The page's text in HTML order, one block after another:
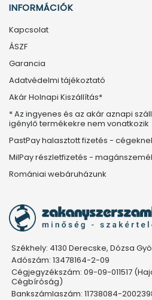
INFORMÁCIÓK
Kapcsolat
ÁSZF
Garancia
Adatvédelmi tájékoztató
Akár Holnapi Kiszállítás*
* Az ingyenes és az akár aznapi
igénylő termékekre nem vonatkozik
PastPay halasztott fizetés -
MilPay részletfizetés -
Romániai webáruházunk
Székhely: 4130 Derecske, Dózsa
Adószám: 13478164-2-09
Cégjegyzékszám: 09-09-011517
Cégbíróság)
Bankszámlaszám: 11738084-